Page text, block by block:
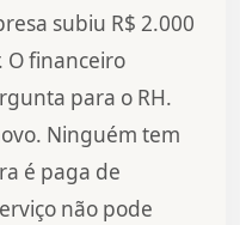
subiu R$ 2.000
O financeiro
para o RH.
Ninguém tem
é paga de
não pode